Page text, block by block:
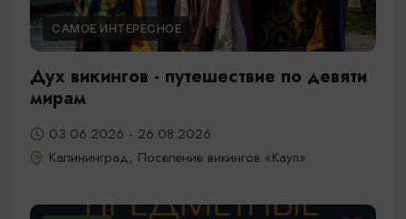
САМОЕ ИНТЕРЕСНОЕ
Дух викингов - путешествие по девяти
мирам
03.06.2026 - 26.08.2026
Калининград, Поселение викингов «Кауп»